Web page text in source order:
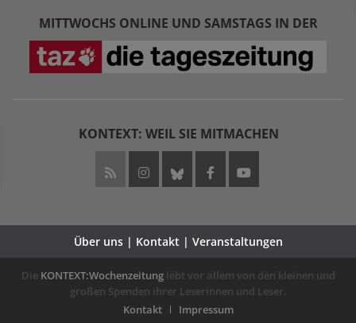
MITTWOCHS ONLINE UND SAMSTAGS IN DER
KONTEXT: WEIL SIE MITMACHEN
Über uns | Kontakt | Veranstaltungen
Die KONTEXT:Wochenzeitunglebt vor allem von den kleinen und
großen Spenden ihrer Leserinnen und Leser.
Kontakt
Impressum